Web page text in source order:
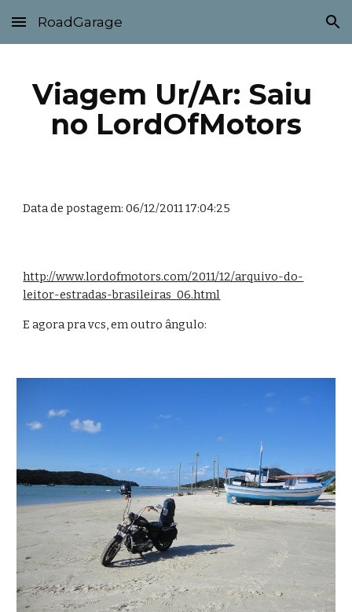
Skip to main content Skip to navigation
RoadGarage
Viagem Ur/Ar: Saiu
no LordOfMotors
Data de postagem: 06/12/2011 17:04:25
http://www.lordofmotors.com/2011/12/arquivo-do-
leitor-estradas-brasileiras_06.html
E agora pra vcs, em outro ângulo: